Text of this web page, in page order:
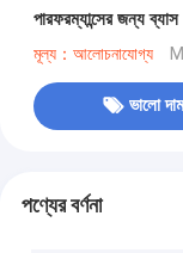
পারফরম্যান্সের জন্য
মূল্য：আলোচনাযোগ্য
ভালো দাম
পণ্যের বর্ণনা